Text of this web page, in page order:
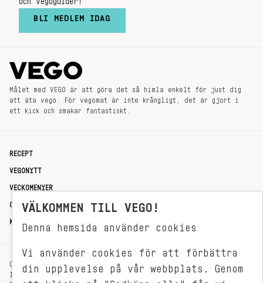
och vegoguider!
BLI MEDLEM IDAG
Målet med VEGO är att göra det så himla enkelt för just dig
att äta vego. För vegomat är inte krångligt, det är gjort i
ett kick och smakar fantastiskt.
RECEPT
VEGONYTT
VECKOMENYER
OM OSS
KONTAKT
OXENSTIERNSGATAN 33
114 27 STOCKHOLM
VÄLKOMMEN TILL VEGO!
Denna hemsida använder cookies
Vi använder cookies för att förbättra
din upplevelse på vår webbplats. Genom